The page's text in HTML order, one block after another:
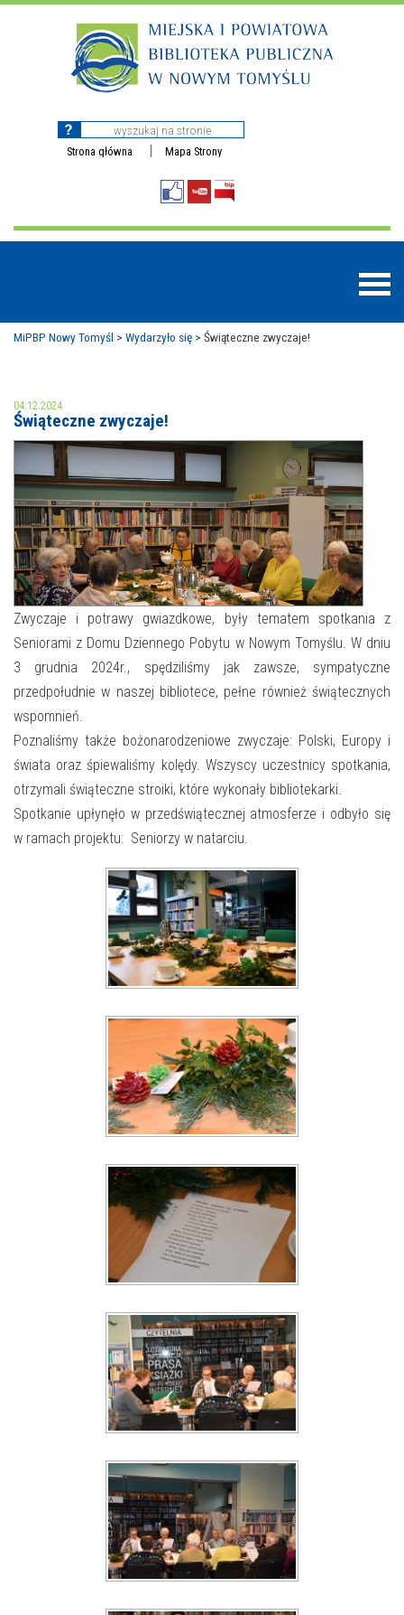
Strona główna Mapa Strony
MOJE KONTO
AKTUALNOŚCI
NAJBLIŻSZE WYDARZENIA
WYDARZENIA BIEŻĄCE
WYDARZYŁO SIĘ
NASZA OFERTA
STREFA WIEDZY O REGIONIE
STREFA KOLORU
FORMY STAŁE
NASZE FILIE
POLECANE STRONY
WYDARZENIA KULTURALNE
FOTO
E-INFORMATOR
MiPBP Nowy Tomyśl > Wydarzyło się > Świąteczne zwyczaje!
04.12.2024
Świąteczne zwyczaje!
Zwyczaje i potrawy gwiazdkowe, były tematem spotkania z
Seniorami z Domu Dziennego Pobytu w Nowym Tomyślu. W dniu
3 grudnia 2024r., spędziliśmy jak zawsze, sympatyczne
przedpołudnie w naszej bibliotece, pełne również świątecznych
wspomnień.
Poznaliśmy także bożonarodzeniowe zwyczaje: Polski, Europy i
świata oraz śpiewaliśmy kolędy. Wszyscy uczestnicy spotkania,
otrzymali świąteczne stroiki, które wykonały bibliotekarki.
Spotkanie upłynęło w przedświątecznej atmosferze i odbyło się
w ramach projektu: Seniorzy w natarciu.